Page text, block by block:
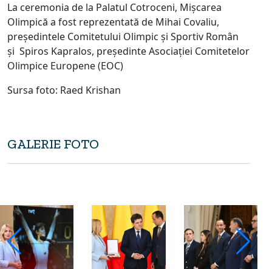
La ceremonia de la Palatul Cotroceni, Mișcarea
Olimpică a fost reprezentată de Mihai Covaliu,
președintele Comitetului Olimpic și Sportiv Român
și Spiros Kapralos, președinte Asociației Comitetelor
Olimpice Europene (EOC)
Sursa foto: Raed Krishan
GALERIE FOTO